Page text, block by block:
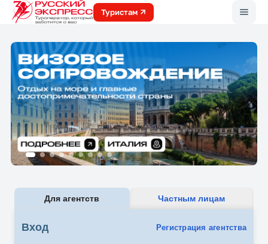
Туристам
Для агентств Частным лицам
Вход Регистрация агентства